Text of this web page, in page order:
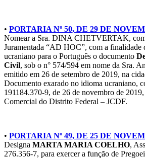
• PORTARIA Nº 50, DE 29 DE
Nomear a Sra. DINA CHETVERTAK,
Juramentada “AD HOC”, com a finalidade
ucraniano para o Português o documento
Civil, sob o n° 574/594 em nome da Sra.
emitido em 26 de setembro de 2019, na
Documento exarado no idioma ucraniano,
191184.370-9, de 26 de novembro de
Comercial do Distrito Federal – JCDF.
• PORTARIA Nº 49, DE 25 DE
Designa MARTA MARIA COELHO,
276.356-7, para exercer a função de